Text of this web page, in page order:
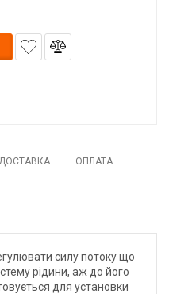
ДОСТАВКА ОПЛАТА
силу потоку що
рідини, аж до його
для установки